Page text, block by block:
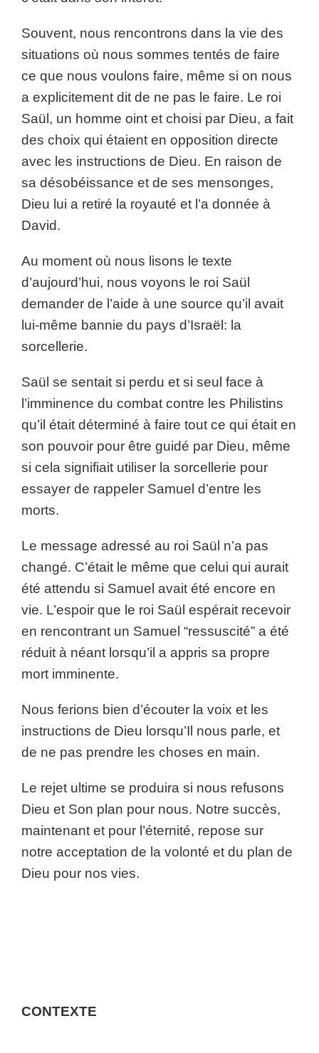
Souvent, nous rencontrons dans la vie des
situations où nous sommes tentés de faire
ce que nous voulons faire, même si on nous
a explicitement dit de ne pas le faire. Le roi
Saül, un homme oint et choisi par Dieu, a fait
des choix qui étaient en opposition directe
avec les instructions de Dieu. En raison de
sa désobéissance et de ses mensonges,
Dieu lui a retiré la royauté et l’a donnée à
David.
Au moment où nous lisons le texte
d’aujourd’hui, nous voyons le roi Saül
demander de l’aide à une source qu’il avait
lui-même bannie du pays d’Israël: la
sorcellerie.
Saül se sentait si perdu et si seul face à
l’imminence du combat contre les Philistins
qu’il était déterminé à faire tout ce qui était en
son pouvoir pour être guidé par Dieu, même
si cela signifiait utiliser la sorcellerie pour
essayer de rappeler Samuel d’entre les
morts.
Le message adressé au roi Saül n’a pas
changé. C’était le même que celui qui aurait
été attendu si Samuel avait été encore en
vie. L’espoir que le roi Saül espérait recevoir
en rencontrant un Samuel “ressuscité” a été
réduit à néant lorsqu’il a appris sa propre
mort imminente.
Nous ferions bien d’écouter la voix et les
instructions de Dieu lorsqu’Il nous parle, et
de ne pas prendre les choses en main.
Le rejet ultime se produira si nous refusons
Dieu et Son plan pour nous. Notre succès,
maintenant et pour l’éternité, repose sur
notre acceptation de la volonté et du plan de
Dieu pour nos vies.
CONTEXTE